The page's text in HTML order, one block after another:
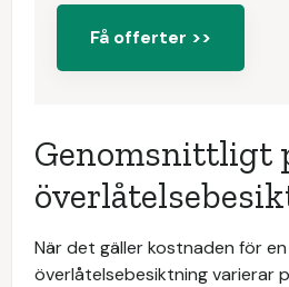
Få offerter >>
Genomsnittligt
När det gäller kostnaden för en
överlåtelsebesiktning varierar